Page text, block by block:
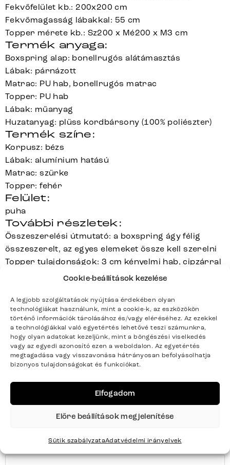
Cookie-beállítások kezelése
A legjobb szolgáltatások nyújtása érdekében olyan
technológiákat használunk, mint a cookie-k, az eszközökön
történő információk tárolásához és/vagy eléréséhez. Az ezekkel
a technológiákkal való egyetértés lehetővé teszi számunkra,
hogy olyan adatokat kezeljünk, mint a böngészési viselkedés
vagy az egyedi azonosító ezen a weboldalon. Az egyetértés
megtagadása vagy visszavonása hátrányosan befolyásolhatja
bizonyos tulajdonságokat és funkciókat.
Elfogadom
Előre beállítások megjelenítése
Sütik szabályzataAdatvédelmi irányelvek
Fekvőfelület kb.: 200x200 cm
Fekvőmagasság lábakkal: 55 cm
Topper mérete kb.: Sz200 x Mé200 x M3 cm
Termék anyaga:
Boxspring alap: bonellrugós alátámasztás
Lábak: párnázott
Matrac: PU hab, bonellrugós matrac
Topper: PU hab
Lábak: műanyag
Huzatanyag: plüss kordbársony (100% poliészter)
Termék színe:
Korpusz: bézs
Lábak: alumínium hatású
Matrac: szürke
Topper: fehér
Felület:
puha
További részletek:
Összeszerelési útmutató: a boxspring ágy félig
összeszerelt, az egyes elemeket össze kell szerelni
Topper tulajdonságok: 3 cm kényelmi hab, cipzárral
ellátott, levehető és mosható (kézi mosás max. 30°C)
keménységi fokozat H2
Súly kg-ban: 81
Sorozat
DREAM-
WELL
Teljes sorozat részletei
Termék paraméterei